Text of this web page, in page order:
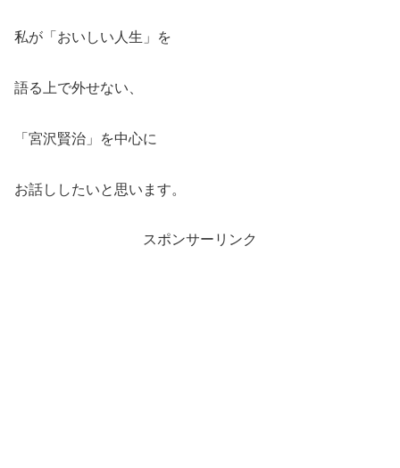
私が「おいしい人生」を
語る上で外せない、
「宮沢賢治」を中心に
お話ししたいと思います。
スポンサーリンク